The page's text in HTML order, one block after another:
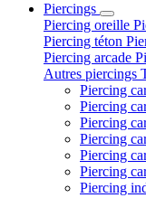
Piercings
Piercing oreille
Piercing téton
Piercing arcade
Autres piercings
Piercing
Piercing
Piercing
Piercing
Piercing
Piercing
Piercing